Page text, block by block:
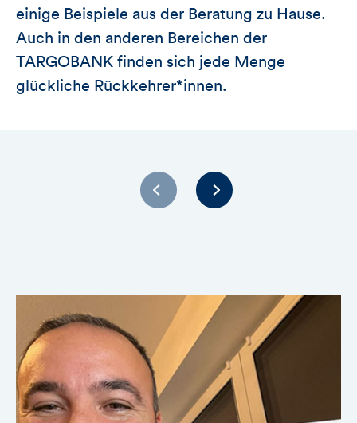
einige Beispiele aus der Beratung zu Hause.
Auch in den anderen Bereichen der
TARGOBANK finden sich jede Menge
glückliche Rückkehrer*innen.